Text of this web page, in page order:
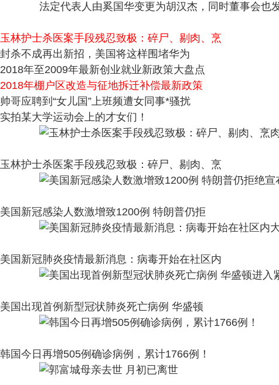
法定代表人由奚国华变更为胡汉杰，同时董事会也
玉林护士杀医案手段残忍致极：碎尸、剔肉、烹
封杀不成再出新招，美国将这样围堵华为
2018年至2009年最新创业就业新政策大盘点
2018年棚户区改造与征地拆迁补偿最新政策
帅哥应聘到“女儿国”上班频遭女同事*骚扰
实拍某大学运动会上的才女们！
玉林护士杀医案手段残忍致极：碎尸、剔肉、烹
美国新冠感染人数激增致1200例 特朗普仍拒
美国新冠肺炎疫情最新消息：病毒开始在社区内
美国出现首例新型冠状肺炎死亡病例 华盛顿
韩国今日再增505例确诊病例，累计1766例！